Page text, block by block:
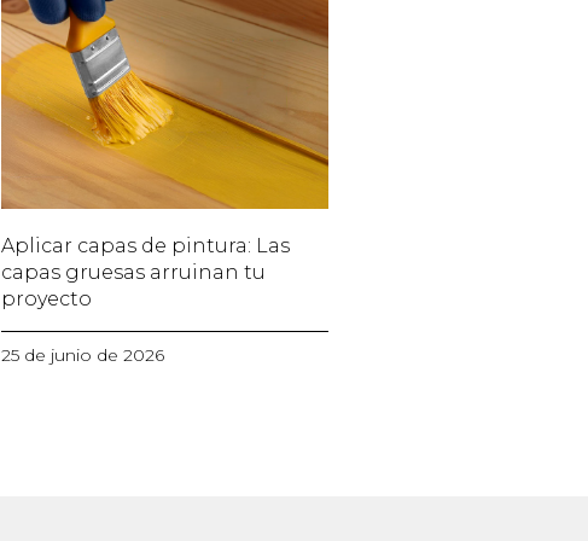
Aplicar capas de pintura: Las
capas gruesas arruinan tu
proyecto
25 de junio de 2026